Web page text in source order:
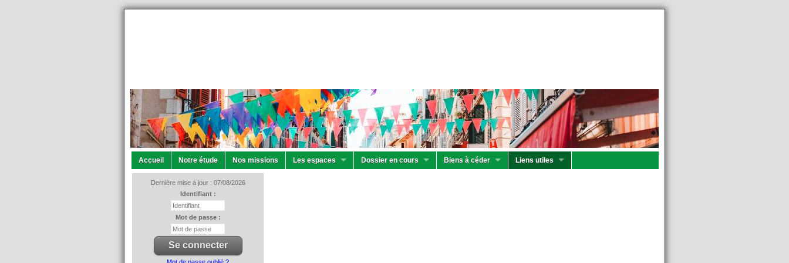
Accueil Notre étude Nos missions Les espaces Dossier en cours Biens à céder Liens utiles
Dernière mise à jour : 07/08/2026
Identifiant :
Mot de passe :